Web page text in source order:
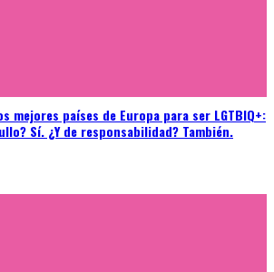
mejores países de Europa para ser LGTBIQ+:
Sí. ¿Y de responsabilidad? También.